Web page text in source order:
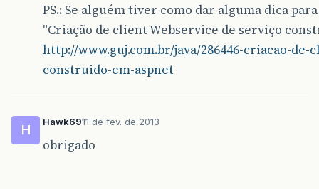
} catch (AxisFault e ) {
// TODO Auto-generated catch block
printStackTrace
} catch (RemoteException e) {
// TODO Auto-generated catch block
}
PS.: Se alguém tiver como dar alguma dica
"Criação de client Webservice de serviço
http://www.guj.com.br/java/286446-criacao-
construido-em-aspnet
H
Hawk6911 de fev. de 2013
obrigado